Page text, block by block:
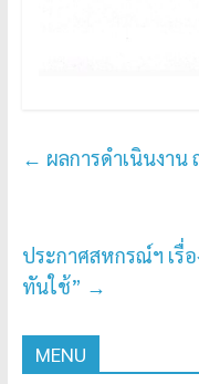
← ผลการดำเนินงา
ประกาศสหกรณ์ฯ เรื่อ
ทันใช้” →
MENU